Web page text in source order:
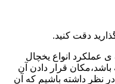
دقت کنید.
ی عملکرد انواع یخچال
قرار دادن آن
در نظر داشته باشیم که آن